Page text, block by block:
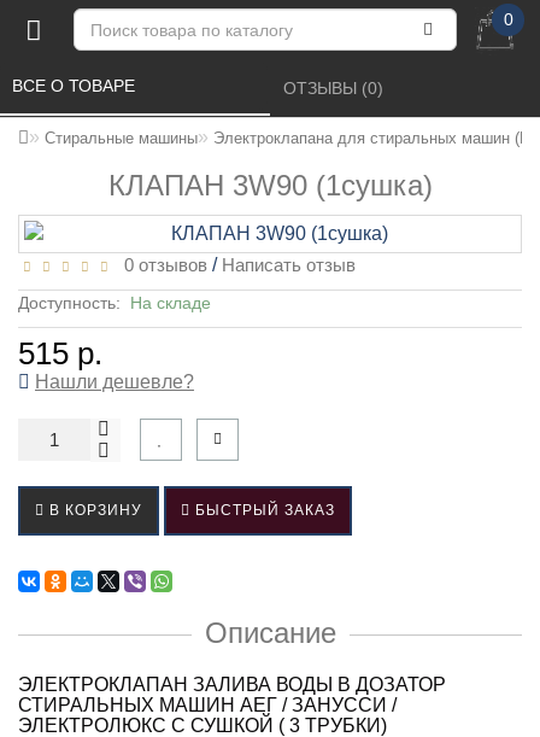
0
Стиральные машины Электроклапана для стиральных машин
КЛАПАН 3W90 (1сушка)
ВСЕ О ТОВАРЕ ОТЗЫВЫ (0)
0 отзывов / Написать отзыв
Доступность: На складе
515 р.
Нашли дешевле?
В КОРЗИНУ БЫСТРЫЙ ЗАКАЗ
Описание
ЭЛЕКТРОКЛАПАН ЗАЛИВА ВОДЫ В ДОЗАТОР
СТИРАЛЬНЫХ МАШИН АЕГ / ЗАНУССИ /
ЭЛЕКТРОЛЮКС С СУШКОЙ ( 3 ТРУБКИ)